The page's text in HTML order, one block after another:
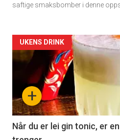
saftige smaksbomber i denne
Artikler
detail
section
11
+
UKENS DRINK
Når du er lei gin tonic, er